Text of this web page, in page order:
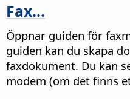
Fax...
Öppnar guiden för
guiden kan du skapa
faxdokument. Du kan
modem (om det finns